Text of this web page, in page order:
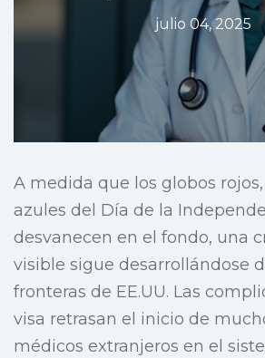
julio 04, 2025
A medida que los globos
azules del Día de la
desvanecen en el fondo, una
visible sigue desarrollándose
fronteras de EE.UU. Las
visa retrasan el inicio de
médicos extranjeros en el